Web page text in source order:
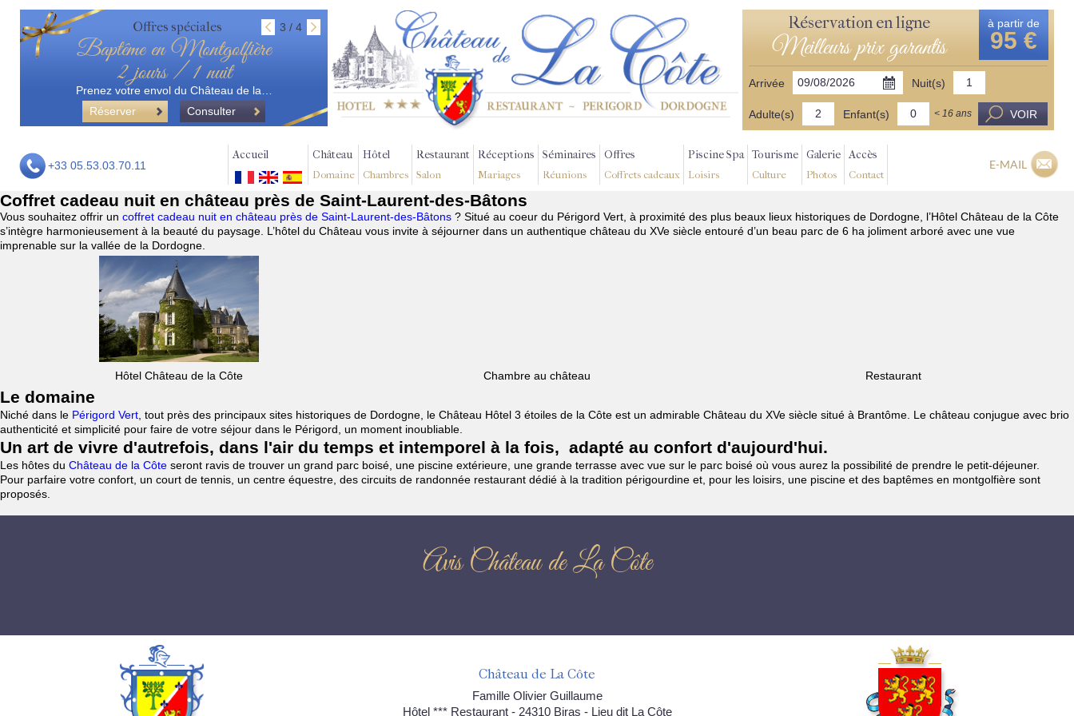
Offres spéciales 3 / 4
Baptême en Montgolfière
2 jours / 1 nuit
Prenez votre envol du Château de la…
Réserver
Consulter
Réservation en ligne
Meilleurs prix garantis
à partir de
95 €
Arrivée Nuit(s)
Adulte(s) Enfant(s) < 16 ans VOIR
+33 05.53.03.70.11
Accueil Château
Domaine
Hôtel
Chambres
Restaurant
Salon
Réceptions
Mariages
Séminaires
Réunions
Offres
Coffrets cadeaux
Piscine Spa
Loisirs
Tourisme
Culture
Galerie
Photos
Accès
Contact
E-MAIL
Coffret cadeau nuit en château près de Saint-Laurent-des-Bâtons
Vous souhaitez offrir un coffret cadeau nuit en château près de Saint-Laurent-des-Bâtons ? Situé au coeur du Périgord Vert, à proximité des plus beaux lieux historiques de Dordogne, l’Hôtel Château de la Côte
s’intègre harmonieusement à la beauté du paysage. L’hôtel du Château vous invite à séjourner dans un authentique château du XVe siècle entouré d’un beau parc de 6 ha joliment arboré avec une vue
imprenable sur la vallée de la Dordogne.
Hôtel Château de la Côte Chambre au château Restaurant
Le domaine
Niché dans le Périgord Vert , tout près des principaux sites historiques de Dordogne, le Château Hôtel 3 étoiles de la Côte est un admirable Château du XVe siècle situé à Brantôme. Le château conjugue avec brio
authenticité et simplicité pour faire de votre séjour dans le Périgord, un moment inoubliable.
Un art de vivre d'autrefois, dans l'air du temps et intemporel à la fois, adapté au confort d'aujourd'hui.
Les hôtes du Château de la Côte seront ravis de trouver un grand parc boisé, une piscine extérieure, une grande terrasse avec vue sur le parc boisé où vous aurez la possibilité de prendre le petit-déjeuner.
Pour parfaire votre confort, un court de tennis, un centre équestre, des circuits de randonnée restaurant dédié à la tradition périgourdine et, pour les loisirs, une piscine et des baptêmes en montgolfière sont
proposés.
Avis Château de La Côte
Château de La Côte
Famille Olivier Guillaume
Hôtel *** Restaurant - 24310 Biras - Lieu dit La Côte